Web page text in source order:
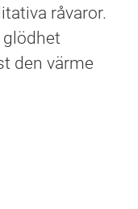
råvaror.
glödhet
den värme